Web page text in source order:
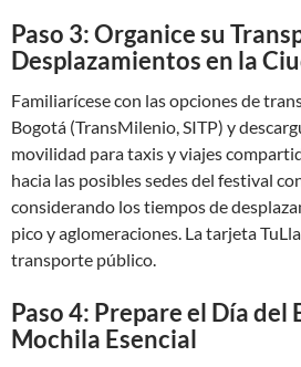
Paso 3: Organice su
Desplazamientos en la
Familiarícese con las opciones de
Bogotá (TransMilenio, SITP) y
movilidad para taxis y viajes
hacia las posibles sedes del festival
considerando los tiempos de
pico y aglomeraciones. La tarjeta
transporte público.
Paso 4: Prepare el Día del
Mochila Esencial